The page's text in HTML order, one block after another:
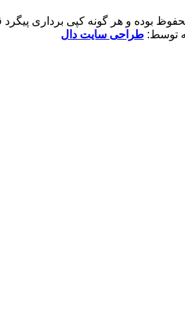
بوده و هر گونه کپی برداری پیگرد
توسط:طراحی سایت دال